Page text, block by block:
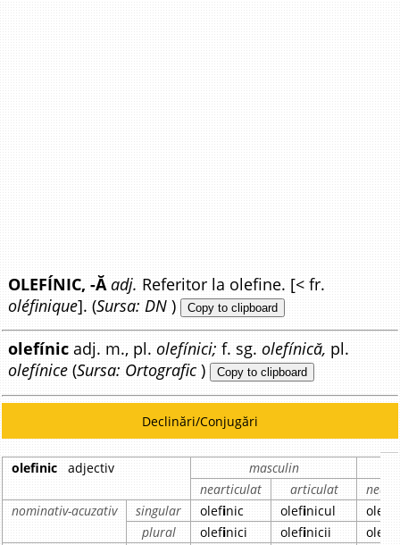
OLEFÍNIC, -Ă adj. Referitor la olefine. [< fr.
oléfinique]. (Sursa: DN ) Copy to clipboard
olefínic adj. m., pl.olefínici; f. sg.olefínică, pl.
olefínice (Sursa: Ortografic ) Copy to clipboard
Declinări/Conjugări
olefinic adjectiv
masculin
nearticulat
articulat
nominativ-acuzativ
singular olefinic olefinicul olef
plural
olefinici olefinicii olef